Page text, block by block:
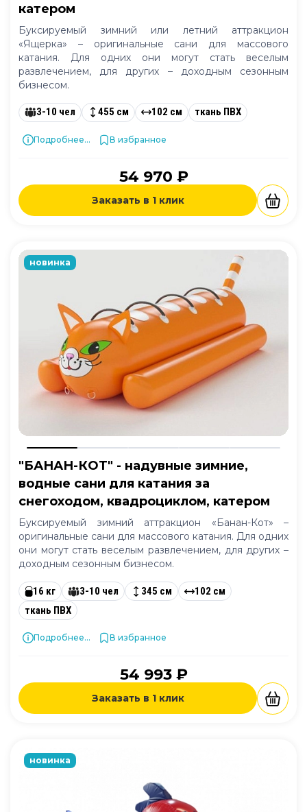
катером
Буксируемый зимний или летний аттракцион
«Ящерка» – оригинальные сани для массового
катания. Для одних они могут стать веселым
развлечением, для других – доходным сезонным
бизнесом.
3-10 чел 455 см 102 см ткань ПВХ
Подробнее... В избранное
54 970 ₽
Заказать в 1 клик
новинка
"БАНАН-КОТ" - надувные зимние,
водные сани для катания за
снегоходом, квадроциклом, катером
Буксируемый зимний аттракцион «Банан-Кот» –
оригинальные сани для массового катания. Для одних
они могут стать веселым развлечением, для других –
доходным сезонным бизнесом.
16 кг 3-10 чел 345 см
102 см
ткань ПВХ
Подробнее... В избранное
54 993 ₽
Заказать в 1 клик
новинка